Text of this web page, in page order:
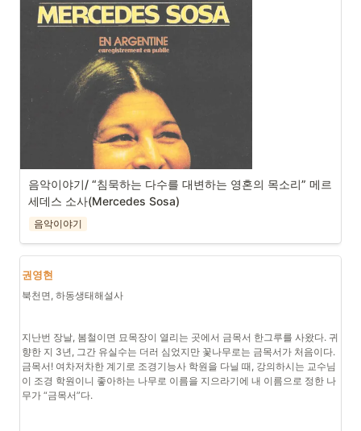
여기다
이 책은 ‘앎의 발명, 사랑의 발명, 목소리의 발명, 관계의 발명, 경이로움의
발명, 이야기의 발명’의 챕터(Chapter)로 이루어져 있다. 각 챕터는 따로 또
하나의 흐름을 가지고 나아간다.
‘앎의 발명’에서는 아주 중요한 ‘앎의 지도’라는 개념이 등장하는데, 친구가
아마존을 방문했다가 알게 된 카리푸나족을 접하며 꺼낸 주제이다. 아마존
에 가기 전까지는 카리푸나족을 몰랐지만, 이제는 그들이 숲을 지키며 절멸
의 위기에서 부족을 지키기 위해 고군분투한다는 것을 안다. 저자의 앎의 지
도에, 인식의 지도에 아마존 카리푸나족이 그려지는 순간이다. 책을 읽으며
스스로 앎의 지도를 곰곰이 생각해보거나, 한 번 그려보는 것도 재밌을 것
같다.
나는 이 책을 통해 조선인 전범 문제에 대해 새롭게 알았다. 일제 강점기를
있고, 삶에는 옳고 그름으로 가름하기 힘든 문제들이 대부분이다. 우리는 이
런 일을 어떻게 접근하고 판단하고 의견을 가질 수 있을까?
각 챕터마다 저자가 관심을 기울이고 있는 여러 가지 사안들이 등장한다. 무
겁고 가슴 아픈 이야기들이 대부분이다. 99년 씨랜드 화재 참사로 숨진 소
망유치원생 유족들의 이야기를 비롯, 춘천 산사태 참사, 대구 지하철 참사,
세월호 참사까지. 저자는 대한민국에 트라우마로 남은 사건들의 유족들 목
소리에 귀를 기울인다. 그런데 놀랍게도 유족의 목소리를 기록하며 저자의
음악이야기/ “침묵하는 다수를 대변하는 영혼의 목소리” 메르
세데스 소사(Mercedes Sosa)
음악이야기
권영현
북천면, 하동생태해설사
지난번 장날, 봄철이면 묘목장이 열리는 곳에서 금목서 한그루를 사왔다. 귀
향한 지 3년, 그간 유실수는 더러 심었지만 꽃나무로는 금목서가 처음이다.
금목서! 여차저차한 계기로 조경기능사 학원을 다닐 때, 강의하시는 교수님
이 조경 학원이니 좋아하는 나무로 이름을 지으라기에 내 이름으로 정한 나
무가 “금목서”다.